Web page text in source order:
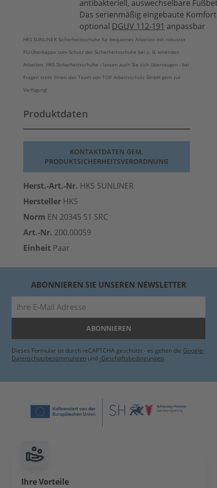
antibakteriell, auswechselbare
Das serienmäßig eingebaute
optional DGUV 112-191 anpassbar
HKS SUNLINER Sicherheitsschuhe für bequemes Arbeiten mit robuster
PU-Überkappe zum Schutz der Sicherheitsschuhe bei z. B. knienden
Arbeiten. HKS Sicherheitsschuhe - lassen auch Sie sich überzeugen - bei
Fragen steht Ihnen das Team von TOP Arbeitsschutz GmbH gern zur
Verfügung!
Produktdaten
KONTAKTDATEN GEM.
PRODUKTSICHERHEITSVERORDNUNG
Herst.-Art.-Nr. HKS SUNLINER
Hersteller HKS
Norm EN 20345 S1 SRC
Art.-Nr. 200.00059
Einheit Paar
ABONNIEREN SIE UNSEREN NEWSLETTER
ABONNIEREN
Dieses Formular ist durch reCAPTCHA geschützt - es gelten die Google-
Datenschutzbestimmungen und -Geschäftsbedingungen.
Ihre Vorteile